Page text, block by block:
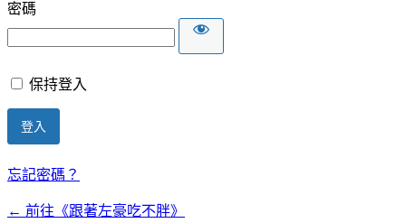
密碼
保持登入
忘記密碼？
← 前往《跟著左豪吃不胖》